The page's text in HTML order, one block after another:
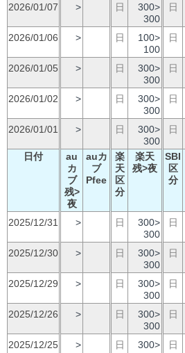
2026/01/07
> 日
300>
300
日
2026/01/06
> 日
100>
100
日
2026/01/05
> 日
300>
300
日
2026/01/02
> 日
300>
300
日
2026/01/01
> 日
300>
300
日
日付
au
カ
ブ
残>
夜
auカ
ブ
Pfee
楽
天
区
分
楽天
残>夜
SBI
区
分
2025/12/31
> 日
300>
300
日
2025/12/30
> 日
300>
300
日
2025/12/29
> 日
300>
300
日
2025/12/26
> 日
300>
300
日
2025/12/25
> 日
300>
日